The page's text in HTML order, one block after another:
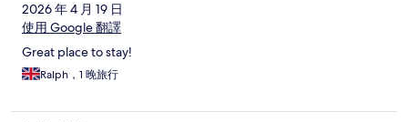
2026 年 4 月 19 日
使用 Google 翻譯
Great place to stay!
Ralph，1 晚旅行